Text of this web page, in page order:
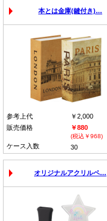
本とは金庫(鍵付き)…
参考上代
￥2,000
販売価格
￥880
(税込￥968)
ケース入数 30
オリジナルアクリルペ…